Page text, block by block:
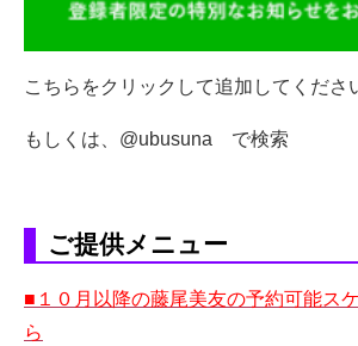
こちらをクリックして追加してくださ
もしくは、@ubusuna で検索
ご提供メニュー
■１０月以降の藤尾美友の予約可能ス
ら